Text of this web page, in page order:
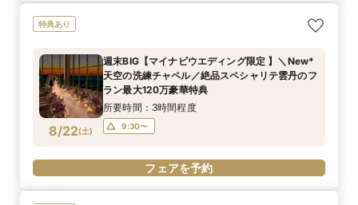
特典あり
8/22(土)
週末BIG【マイナビウエディング限定 】＼New*
天空の洗練チャペル／絶品スペシャリテ雲丹のフ
ラン最大120万豪華特典
所要時間：3時間程度
9:30〜
フェアを予約